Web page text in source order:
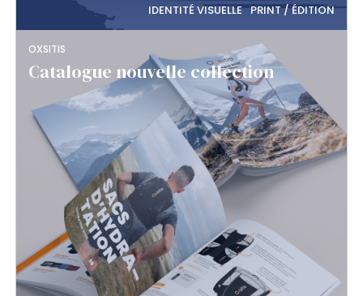
IDENTITÉ VISUELLE PRINT / ÉDITION
OXSITIS
Catalogue nouvelle collection